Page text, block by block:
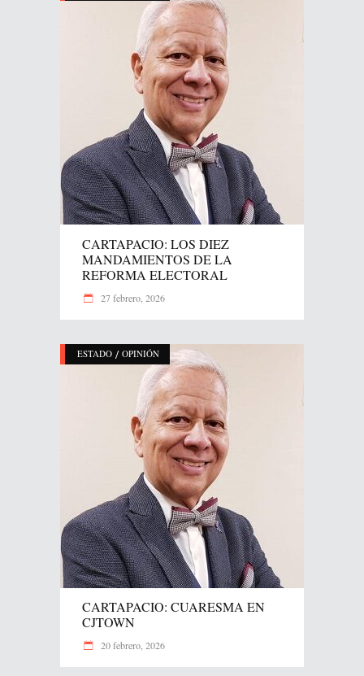
CARTAPACIO: LOS DIEZ
MANDAMIENTOS DE LA
REFORMA ELECTORAL
27 febrero, 2026
ESTADO / OPINIÓN
CARTAPACIO: CUARESMA EN
CJTOWN
20 febrero, 2026